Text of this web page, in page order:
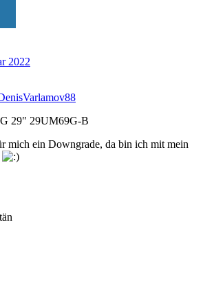
2022
29" 29UM69G-B
mich ein Downgrade, da bin ich mit mein